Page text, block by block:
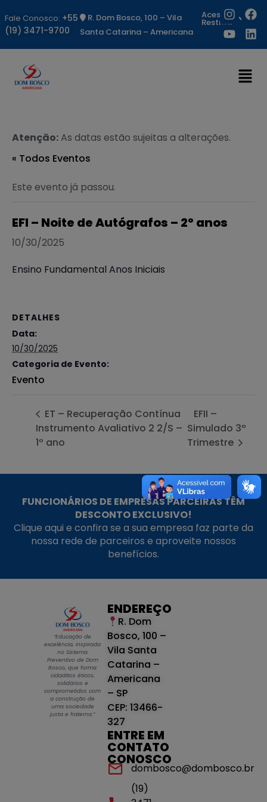
Fale Conosco: +55
(19) 3471-9700
R. Dom Bosco, 100 – Vila
Santa Catarina – Americana
Acesso
Restrito
Atenção:As datas estão sujeitas a alterações.
« Todos Eventos
Este evento já passou.
EFI – Noite de Autógrafos – 2º anos
10/30/2025
Ensino Fundamental Anos Iniciais
DETALHES
Data:
10/30/2025
Categoria de Evento:
Evento
ET – Recuperação Contínua
Instrumento Avaliativo 2 2/S –
1º ano
EFII –
Simulado 3º
Trimestre
FUNCIONÁRIOS DE EMPRESAS PARCEIRAS TÊM
DESCONTO EXCLUSIVO!
Clique aqui e confira se a sua empresa faz parte da
nossa rede de parceiros e aproveite nossos
benefícios.
“Educação de
excelência, inspirada
no Sistema
Preventivo de Dom
Bosco, que forma
cidadãos éticos,
solidários e
comprometidos com
a construção de
uma sociedade
justa e fraterna.”
ENDEREÇO
R. Dom
Bosco, 100 –
Vila Santa
Catarina –
Americana
– SP
CEP: 13466-
327
ENTRE EM
CONTATO
CONOSCO
dombosco@dombosco.br
(19)